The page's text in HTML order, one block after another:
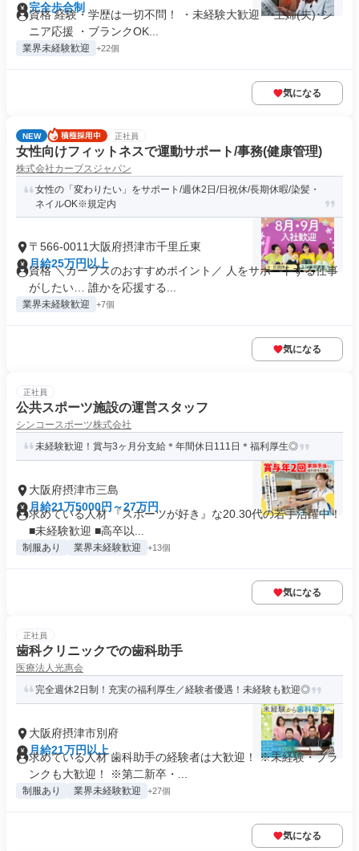
完全歩合制
資格 経験・学歴は一切不問！ ・未経験大歓迎 ・主婦(夫)･シ
ニア応援 ・ブランクOK...
業界未経験歓迎 +22個
気になる
NEW 正社員
女性向けフィットネスで運動サポート/事務(健康管理)
株式会社カーブスジャパン
女性の「変わりたい」をサポート/週休2日/日祝休/長期休暇/染髪・
ネイルOK※規定内
〒566-0011大阪府摂津市千里丘東
月給25万円以上
資格 ＼カーブスのおすすめポイント／ 人をサポートする仕事
がしたい… 誰かを応援する...
業界未経験歓迎 +7個
気になる
正社員
公共スポーツ施設の運営スタッフ
シンコースポーツ株式会社
未経験歓迎！賞与3ヶ月分支給＊年間休日111日＊福利厚生◎
大阪府摂津市三島
月給21万5000円～27万円
求めている人材 『スポーツが好き』な20.30代の若手活躍中！
■未経験歓迎 ■高卒以...
制服あり 業界未経験歓迎 +13個
気になる
正社員
歯科クリニックでの歯科助手
医療法人光惠会
完全週休2日制！充実の福利厚生／経験者優遇！未経験も歓迎◎
大阪府摂津市別府
月給21万円以上
求めている人材 歯科助手の経験者は大歓迎！ ※未経験・ブラ
ンクも大歓迎！ ※第二新卒・...
制服あり 業界未経験歓迎 +27個
気になる